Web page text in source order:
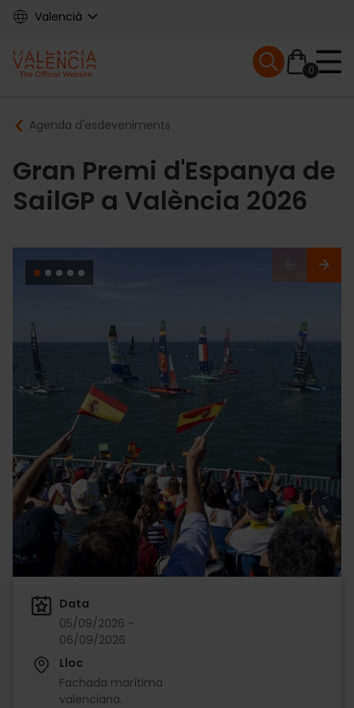
Skip
content
Valencià
Main
navigation
0
Mobile menu
Breadcrumb
Agenda d'esdeveniments
Gran Premi d'Espanya de
SailGP a València 2026
Data
05/09/2026 -
06/09/2026
Lloc
Fachada marítima
valenciana.